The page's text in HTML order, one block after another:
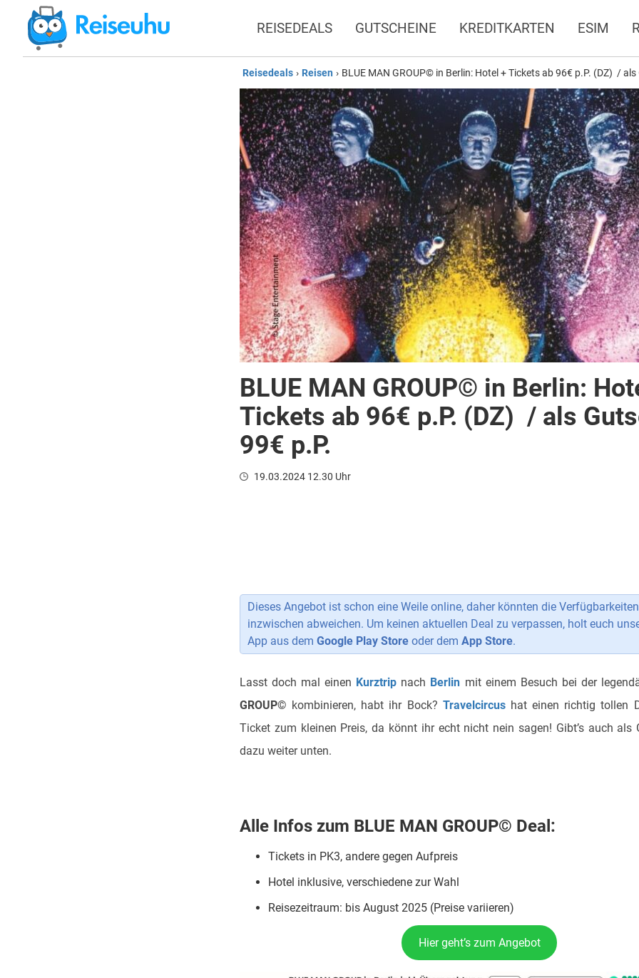
REISEDEALS GUTSCHEINE KREDITKARTEN ESIM
Reisedeals › Reisen › BLUE MAN GROUP© in Berlin: Hotel + Tickets ab 96€ p.P. (DZ) /
BLUE MAN GROUP© in Berlin:
Tickets ab 96€ p.P. (DZ) / als
99€ p.P.
19.03.2024 12.30 Uhr
Dieses Angebot ist schon eine Weile online, daher könnten die
inzwischen abweichen. Um keinen aktuellen Deal zu verpassen, holt euch
App aus dem Google Play Store oder dem App Store.
Lasst doch mal einen Kurztrip nach Berlin mit einem Besuch bei der
GROUP© kombinieren, habt ihr Bock? Travelcircushat einen richtig tollen
Ticket zum kleinen Preis, da könnt ihr echt nicht nein sagen! Gibt’s auch als
dazu weiter unten.
Alle Infos zum BLUE MAN GROUP© Deal:
Tickets in PK3, andere gegen Aufpreis
Hotel inklusive, verschiedene zur Wahl
Reisezeitraum: bis August 2025 (Preise variieren)
Hier geht’s zum Angebot